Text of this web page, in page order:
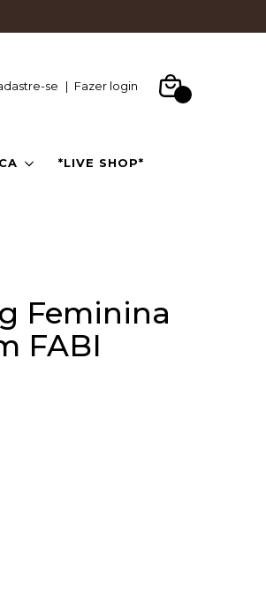
se | Fazer login
*LIVE SHOP*
Feminina
FABI